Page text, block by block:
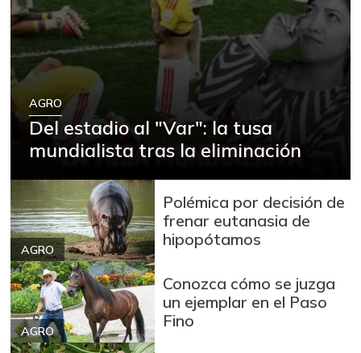
AGRO
Del estadio al "Var": la tusa
mundialista tras la eliminación
AGRO
Polémica por decisión de
frenar eutanasia de
hipopótamos
AGRO
Conozca cómo se juzga
un ejemplar en el Paso
Fino